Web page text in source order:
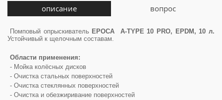
описание вопрос
Помповый опрыскиватель EPOCA A-TYPE 10 PRO, EPDM, 10 л.
Устойчивый к щелочным составам.
Области применения:
- Мойка колёсных дисков
- Очистка стальных поверхностей
- Очистка стеклянных поверхностей
- Очистка и обезжиривание поверхностей